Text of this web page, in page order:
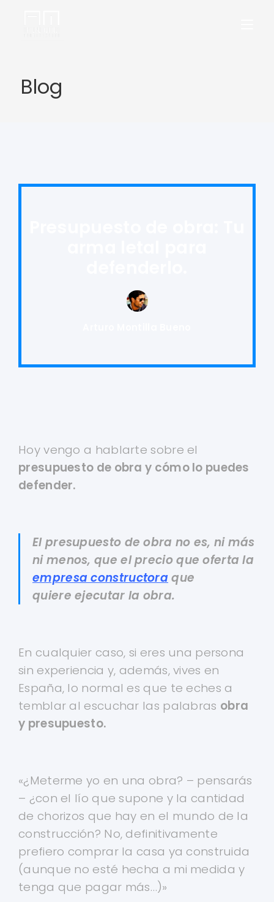
Blog
Hoy vengo a hablarte sobre el
presupuesto de obra y cómo lo puedes
defender.
El presupuesto de obra no es, ni más
ni menos, que el precio que oferta la
empresa constructoraque
quiere ejecutar la obra.
En cualquier caso, si eres una persona
sin experiencia y, además, vives en
España, lo normal es que te eches a
temblar al escuchar las palabras obra
y presupuesto.
«¿Meterme yo en una obra? – pensarás
– ¿con el lío que supone y la cantidad
de chorizos que hay en el mundo de la
construcción? No, definitivamente
prefiero comprar la casa ya construida
(aunque no esté hecha a mi medida y
tenga que pagar más…)»